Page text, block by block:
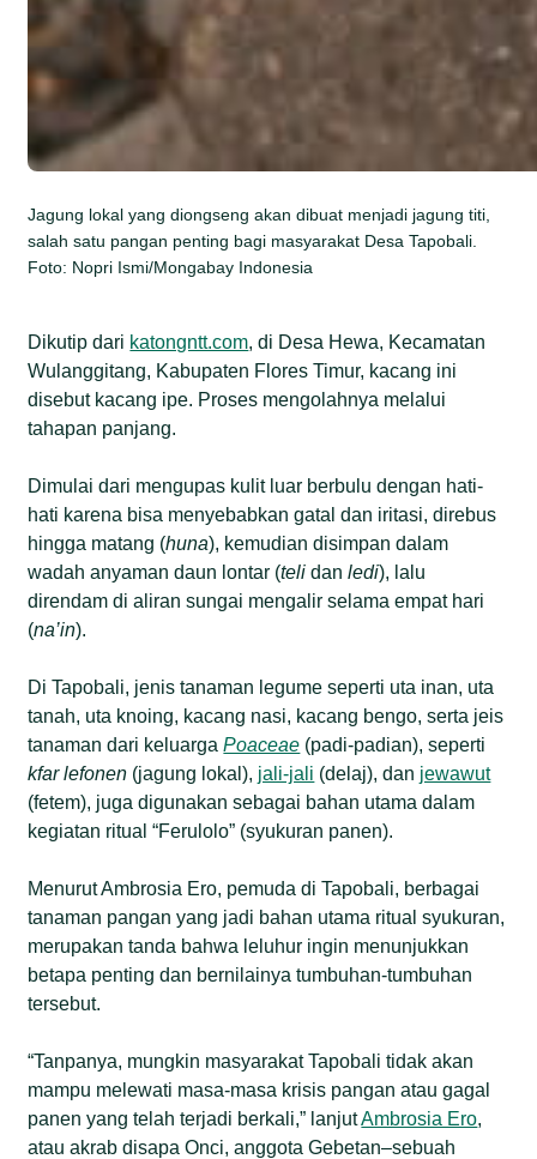
Jagung lokal yang diongseng akan dibuat menjadi jagung titi,
salah satu pangan penting bagi masyarakat Desa Tapobali.
Foto: Nopri Ismi/Mongabay Indonesia
Dikutip dari katongntt.com, di Desa Hewa, Kecamatan
Wulanggitang, Kabupaten Flores Timur, kacang ini
disebut kacang ipe. Proses mengolahnya melalui
tahapan panjang.
Dimulai dari mengupas kulit luar berbulu dengan hati-
hati karena bisa menyebabkan gatal dan iritasi, direbus
hingga matang (huna), kemudian disimpan dalam
wadah anyaman daun lontar (teli danledi), lalu
direndam di aliran sungai mengalir selama empat hari
(na’in).
Di Tapobali, jenis tanaman legume seperti uta inan, uta
tanah, uta knoing, kacang nasi, kacang bengo, serta jeis
tanaman dari keluargaPoaceae (padi-padian), seperti
kfar lefonen (jagung lokal), jali-jali (delaj), dan jewawut
(fetem), juga digunakan sebagai bahan utama dalam
kegiatan ritual “Ferulolo” (syukuran panen).
Menurut Ambrosia Ero, pemuda di Tapobali, berbagai
tanaman pangan yang jadi bahan utama ritual syukuran,
merupakan tanda bahwa leluhur ingin menunjukkan
betapa penting dan bernilainya tumbuhan-tumbuhan
tersebut.
“Tanpanya, mungkin masyarakat Tapobali tidak akan
mampu melewati masa-masa krisis pangan atau gagal
panen yang telah terjadi berkali,” lanjutAmbrosia Ero,
atau akrab disapa Onci, anggota Gebetan–sebuah